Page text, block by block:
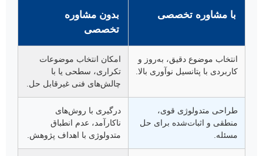
با مشاوره تخصصی
بدون مشاوره
تخصصی
انتخاب موضوع دقیق، به‌روز و
کاربردی با پتانسیل نوآوری بالا.
امکان انتخاب موضوعات
تکراری، سطحی یا با
چالش‌های فنی غیرقابل حل.
طراحی متدولوژی قوی،
منطقی و اثبات‌شده برای حل
مسئله.
درگیری با روش‌های
ناکارآمد، عدم انطباق
متدولوژی با اهداف پژوهش.